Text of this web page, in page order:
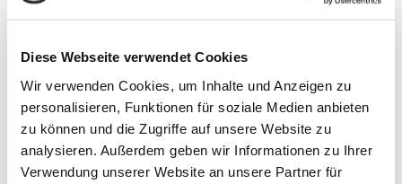
Diese Webseite verwendet Cookies
Wir verwenden Cookies, um Inhalte und Anzeigen zu
personalisieren, Funktionen für soziale Medien anbieten
zu können und die Zugriffe auf unsere Website zu
analysieren. Außerdem geben wir Informationen zu Ihrer
Verwendung unserer Website an unsere Partner für
Vertretungsberechtigter:Alexander Sprunk
E-Mail:info@sadesign-hamburg.de
Web:www.sadesign-hamburg.de
Inhaltlich verantwortlicher:Alexander Sprunk